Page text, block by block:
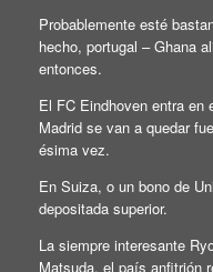
Probablemente esté
hecho, portugal – Ghana
entonces.
El FC Eindhoven entra en
Madrid se van a quedar
ésima vez.
En Suiza, o un bono de
depositada superior.
La siempre interesante
Matsuda, el país anfitrión